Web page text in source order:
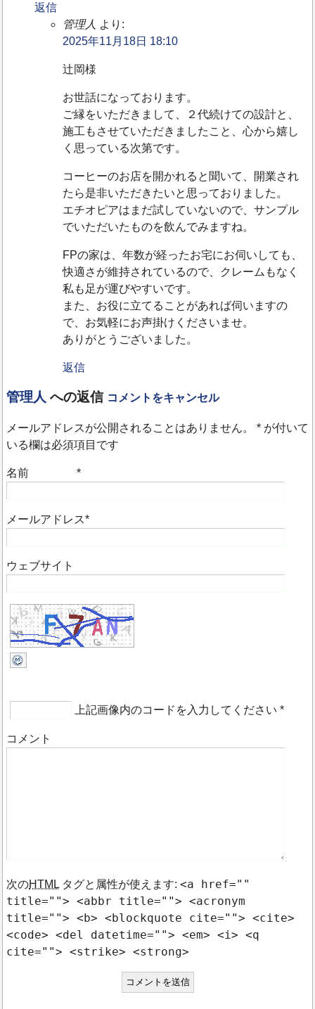
返信
管理人 より:
2025年11月18日 18:10
辻岡様
お世話になっております。
ご縁をいただきまして、２代続けての設計と、
施工もさせていただきましたこと、心から嬉し
く思っている次第です。
コーヒーのお店を開かれると聞いて、開業され
たら是非いただきたいと思っておりました。
エチオピアはまだ試していないので、サンプル
でいただいたものを飲んでみますね。
FPの家は、年数が経ったお宅にお伺いしても、
快適さが維持されているので、クレームもなく
私も足が運びやすいです。
また、お役に立てることがあれば伺いますの
で、お気軽にお声掛けくださいませ。
ありがとうございました。
返信
管理人 への返信 コメントをキャンセル
メールアドレスが公開されることはありません。* が付いて
いる欄は必須項目です
名前 *
メールアドレス*
ウェブサイト
上記画像内のコードを入力してください *
コメント
次のHTML タグと属性が使えます:<a href=""
title=""> <abbr title=""> <acronym
title=""> <b> <blockquote cite=""> <cite>
<code> <del datetime=""> <em> <i> <q
cite=""> <strike> <strong>